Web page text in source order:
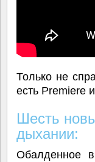
Только не
есть Premiere
Шесть
дыхании:
Обалденное